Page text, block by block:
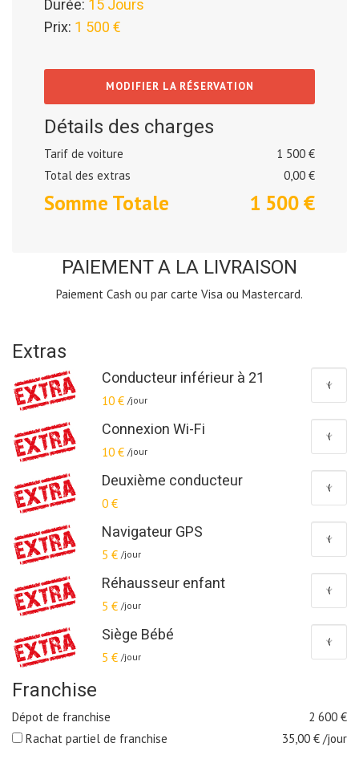
Durée: 15 Jours
Prix: 1 500 €
MODIFIER LA RÉSERVATION
Détails des charges
Tarif de voiture
1 500 €
Total des extras
0,00 €
Somme Totale 1 500€
PAIEMENT A LA LIVRAISON
Paiement Cash ou par carte Visa ou Mastercard.
Extras
Conducteur inférieur à 21
10 € /jour
Connexion Wi-Fi
10 € /jour
Deuxième conducteur
0 €
Navigateur GPS
5 € /jour
Réhausseur enfant
5 € /jour
Siège Bébé
5 € /jour
Franchise
Dépot de franchise 2 600 €
Rachat partiel de franchise
35,00 € /jour